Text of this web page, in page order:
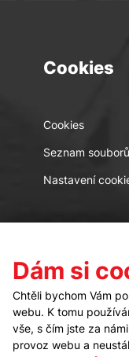
Cookies
Cookies
Seznam
Nastavení
Kontakt
Dám si
Chtěli bychom Vám
webu. K tomu
vše, s čím jste za
provoz webu a